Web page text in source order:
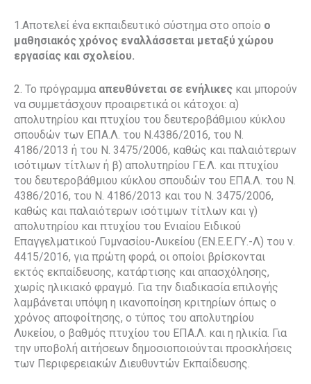
1.Αποτελεί ένα εκπαιδευτικό σύστημα στο οποίο ο
μαθησιακός χρόνος εναλλάσσεται μεταξύ χώρου
εργασίας και σχολείου.
2. Το πρόγραμμα απευθύνεται σε ενήλικες και μπορούν
να συμμετάσχουν προαιρετικά οι κάτοχοι: α)
απολυτηρίου και πτυχίου του δευτεροβάθμιου κύκλου
σπουδών των ΕΠΑ.Λ. του Ν.4386/2016, του Ν.
4186/2013 ή του Ν. 3475/2006, καθώς και παλαιότερων
ισότιμων τίτλων ή β) απολυτηρίου ΓΕ.Λ. και πτυχίου
του δευτεροβάθμιου κύκλου σπουδών του ΕΠΑ.Λ. του Ν.
4386/2016, του Ν. 4186/2013 και του Ν. 3475/2006,
καθώς και παλαιότερων ισότιμων τίτλων και γ)
απολυτηρίου και πτυχίου του Ενιαίου Ειδικού
Επαγγελματικού Γυμνασίου-Λυκείου (ΕΝ.Ε.Ε.ΓΥ.-Λ) του ν.
4415/2016, για πρώτη φορά, οι οποίοι βρίσκονται
εκτός εκπαίδευσης, κατάρτισης και απασχόλησης,
χωρίς ηλικιακό φραγμό. Για την διαδικασία επιλογής
λαμβάνεται υπόψη η ικανοποίηση κριτηρίων όπως ο
χρόνος αποφοίτησης, ο τύπος του απολυτηρίου
Λυκείου, ο βαθμός πτυχίου του ΕΠΑ.Λ. και η ηλικία. Για
την υποβολή αιτήσεων δημοσιοποιούνται προσκλήσεις
των Περιφερειακών Διευθυντών Εκπαίδευσης.